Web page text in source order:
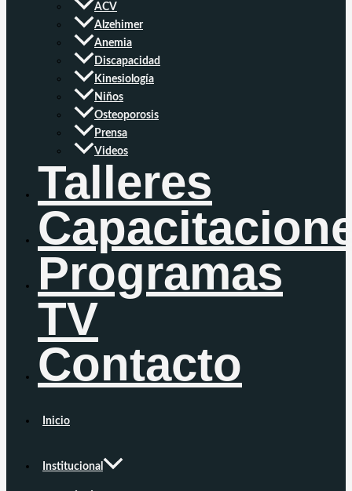
ACV
Alzehimer
Anemia
Discapacidad
Kinesiología
Niños
Osteoporosis
Prensa
Videos
Talleres
Programas
TV
Contacto
Inicio
Institucional